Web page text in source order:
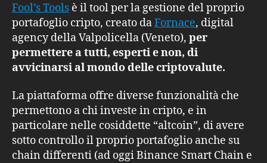
Fool’s
Tools
Fool’s Tools è il tool per la gestione del proprio
portafoglio cripto, creato daFornace, digital
agency della Valpolicella (Veneto), per
permettere a tutti, esperti e non, di
avvicinarsi al mondo delle criptovalute.
La piattaforma offre diverse funzionalità che
permettono a chi investe in cripto, e in
particolare nelle cosiddette “altcoin”, di avere
sotto controllo il proprio portafoglio anche su
chain differenti (ad oggi Binance Smart Chain e